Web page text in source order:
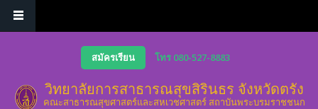
สมัครเรียน
โทร 080-527-8883
วิทยาลัยการสาธารณสุขสิรินธร จังหวัดตรัง
คณะสาธารณสุขศาสตร์และสหเวชศาสตร์ สถาบันพระบรมราชชนก